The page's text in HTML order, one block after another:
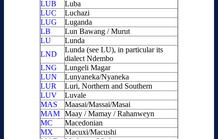
LUB
Luba
LUC
Luchazi
LUG
Luganda
LB
Lun Bawang / Murut
LU
Lunda
LND
Lunda (see LU), in particular its
dialect Ndembo
LNG
Lungeli Magar
LUN
Lunyaneka/Nyaneka
LUR
Luri, Northern and Southern
LUV
Luvale
MAS
Maasai/Massai/Masai
MAM Maay / Mamay / Rahanweyn
MC
Macedonian
MX
Macuxi/Macushi